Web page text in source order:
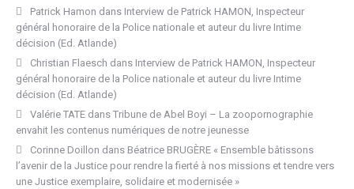
Patrick Hamon dans Interview de Patrick HAMON, Inspecteur
général honoraire de la Police nationale et auteur du livre Intime
décision (Ed. Atlande)
Christian Flaesch dans Interview de Patrick HAMON, Inspecteur
général honoraire de la Police nationale et auteur du livre Intime
décision (Ed. Atlande)
Valérie TATE dans Tribune de Abel Boyi – La zoopornographie
envahit les contenus numériques de notre jeunesse
Corinne Doillon dans Béatrice BRUGÈRE « Ensemble bâtissons
l’avenir de la Justice pour rendre la fierté à nos missions et tendre vers
une Justice exemplaire, solidaire et modernisée »